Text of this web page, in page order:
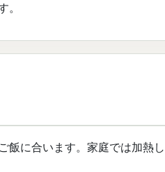
。
飯に合います。家庭では加熱